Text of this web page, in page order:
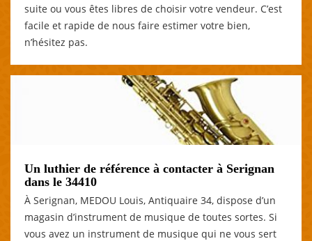
suite ou vous êtes libres de choisir votre vendeur. C’est
facile et rapide de nous faire estimer votre bien,
n’hésitez pas.
Un luthier de référence à contacter à Serignan
dans le 34410
À Serignan, MEDOU Louis, Antiquaire 34, dispose d’un
magasin d’instrument de musique de toutes sortes. Si
vous avez un instrument de musique qui ne vous sert